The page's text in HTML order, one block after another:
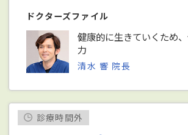
ドクターズファイル
健康的に生きていくため
力
清水 響 院長
診療時間外